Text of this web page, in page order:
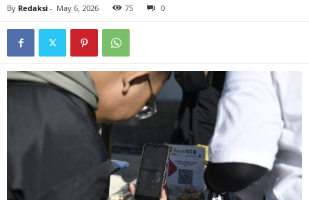
By Redaksi - May 6, 2026 75 0